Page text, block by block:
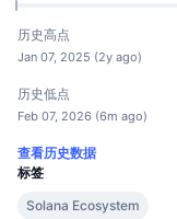
历史高点
Jan 07, 2025 (2y ago)
历史低点
Feb 07, 2026 (6m ago)
查看历史数据
标签
Solana Ecosystem